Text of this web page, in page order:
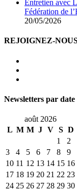
Entretien avec
Fédération de
20/05/2026
REJOIGNEZ-
Newsletters par date
août 2026
L M M J V S D
1
2
3
4 5 6 7 8
9
10 11 12 13 14 15 16
17 18 19 20 21 22 23
24 25 26 27 28 29 30